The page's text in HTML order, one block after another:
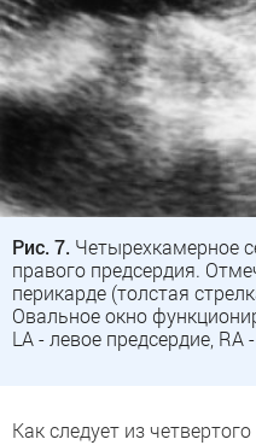
Рис. 7. Четырехкамерное
правого предсердия.
перикарде (толстая
Овальное окно
LA - левое предсердие, RA
Как следует из